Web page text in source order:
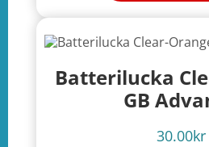
Batterilucka
GB
30.00kr